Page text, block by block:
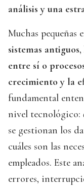
análisis y una
Muchas pequeñas
sistemas antiguos,
entre sí o
crecimiento y la
fundamental
nivel tecnológico:
se gestionan los
cuáles son las
empleados. Este
errores,